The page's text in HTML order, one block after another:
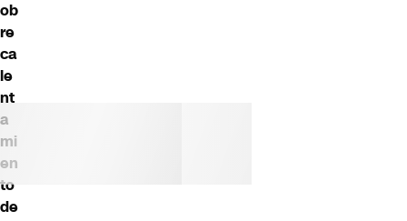
ob
re
ca
le
nt
a
mi
en
to
de